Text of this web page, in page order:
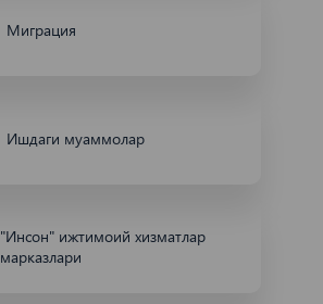
Миграция
Ишдаги муаммолар
"Инсон" ижтимоий хизматлар
марказлари